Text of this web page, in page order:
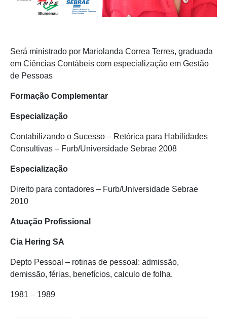
Será ministrado por Mariolanda Correa Terres, graduada
em Ciências Contábeis com especialização em Gestão
de Pessoas
Formação Complementar
Especialização
Contabilizando o Sucesso – Retórica para Habilidades
Consultivas – Furb/Universidade Sebrae 2008
Especialização
Direito para contadores – Furb/Universidade Sebrae
2010
Atuação Profissional
Cia Hering SA
Depto Pessoal – rotinas de pessoal: admissão,
demissão, férias, benefícios, calculo de folha.
1981 – 1989